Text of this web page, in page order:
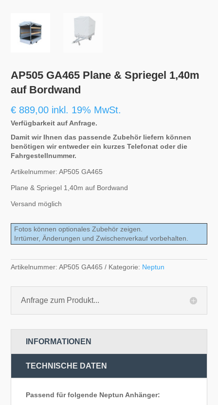
AP505 GA465 Plane & Spriegel 1,40m
auf Bordwand
€ 889,00 inkl. 19% MwSt.
Verfügbarkeit auf Anfrage.
Damit wir Ihnen das passende Zubehör liefern können
benötigen wir entweder ein kurzes Telefonat oder die
Fahrgestellnummer.
Artikelnummer: AP505 GA465
Plane & Spriegel 1,40m auf Bordwand
Versand möglich
Fotos können optionales Zubehör zeigen.
Irrtümer, Änderungen und Zwischenverkauf vorbehalten.
Artikelnummer:AP505 GA465 Kategorie: Neptun
Anfrage zum Produkt...
INFORMATIONEN
TECHNISCHE DATEN
Passend für folgende Neptun Anhänger: